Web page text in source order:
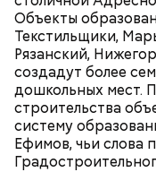
Объекты
Текстильщики,
Рязанский,
создадут более
дошкольных мест.
строительства
систему
Ефимов, чьи слова